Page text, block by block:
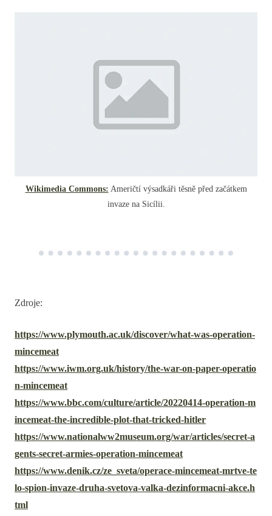
Wikimedia Commons: Američtí výsadkáři těsně před začátkem
invaze na Sicílii.
Zdroje:
https://www.plymouth.ac.uk/discover/what-was-operation-
mincemeat
https://www.iwm.org.uk/history/the-war-on-paper-operatio
n-mincemeat
https://www.bbc.com/culture/article/20220414-operation-m
incemeat-the-incredible-plot-that-tricked-hitler
https://www.nationalww2museum.org/war/articles/secret-a
gents-secret-armies-operation-mincemeat
https://www.denik.cz/ze_sveta/operace-mincemeat-mrtve-te
lo-spion-invaze-druha-svetova-valka-dezinformacni-akce.h
tml